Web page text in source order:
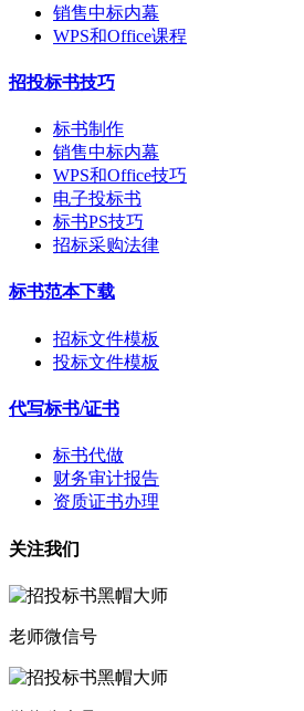
销售中标内幕
WPS和Office课程
招投标书技巧
标书制作
销售中标内幕
WPS和Office技巧
电子投标书
标书PS技巧
招标采购法律
标书范本下载
招标文件模板
投标文件模板
代写标书/证书
标书代做
财务审计报告
资质证书办理
关注我们
老师微信号